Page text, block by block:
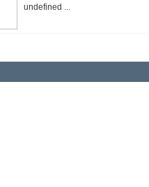
undefined ...